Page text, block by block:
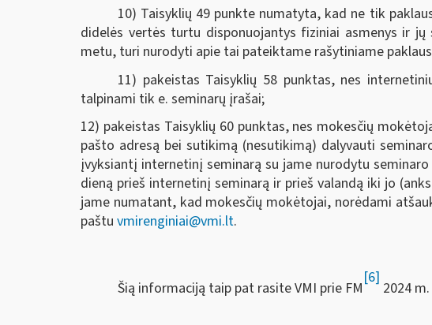
10) Taisyklių 49 punkte numatyta, kad ne tik
didelės vertės turtu disponuojantys fiziniai asmenys ir
metu, turi nurodyti apie tai pateiktame rašytiniame
11) pakeistas Taisyklių 58 punktas, nes
talpinami tik e. seminarų įrašai;
12) pakeistas Taisyklių 60 punktas, nes mokesčių
pašto adresą bei sutikimą (nesutikimą) dalyvauti
įvyksiantį internetinį seminarą su jame nurodytu
dieną prieš internetinį seminarą ir prieš valandą iki jo
jame numatant, kad mokesčių mokėtojai, norėdami
paštu vmirenginiai@vmi.lt.
Šią informaciją taip pat rasite VMI prie FM
[6]
2024